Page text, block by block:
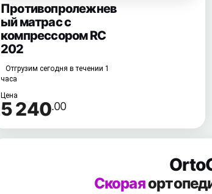
Противопролежнев
ый матрас с
компрессором RC
202
Отгрузим сегодня в течении 1
часа
Цена
5 240.00
Скорая